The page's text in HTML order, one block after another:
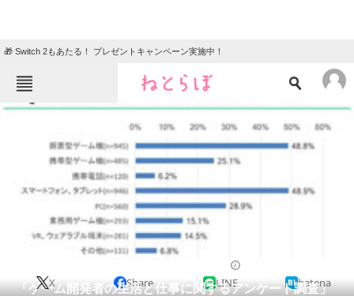
🎁 Switch 2もあたる！ プレゼントキャンペーン実施中！
ねとらぼメニュー
ニュース
クイズ
グルメ 地域
教育・育児
会員記事
「ゲーム開発者の生活と仕事に関するアンケート調査」
X Share LINE hatena